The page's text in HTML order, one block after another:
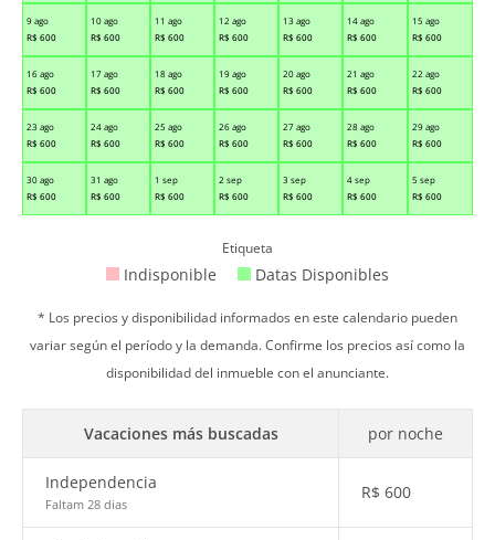
9 ago
R$ 600
10 ago
R$ 600
11 ago
R$ 600
12 ago
R$ 600
13 ago
R$ 600
14 ago
R$ 600
15 ago
R$ 600
16 ago
R$ 600
17 ago
R$ 600
18 ago
R$ 600
19 ago
R$ 600
20 ago
R$ 600
21 ago
R$ 600
22 ago
R$ 600
23 ago
R$ 600
24 ago
R$ 600
25 ago
R$ 600
26 ago
R$ 600
27 ago
R$ 600
28 ago
R$ 600
29 ago
R$ 600
30 ago
R$ 600
31 ago
R$ 600
1 sep
R$ 600
2 sep
R$ 600
3 sep
R$ 600
4 sep
R$ 600
5 sep
R$ 600
Etiqueta
Indisponible Datas Disponibles
* Los precios y disponibilidad informados en este calendario pueden
variar según el período y la demanda. Confirme los precios así como la
disponibilidad del inmueble con el anunciante.
Vacaciones más buscadas por noche
Independencia
Faltam 28 dias
R$ 600